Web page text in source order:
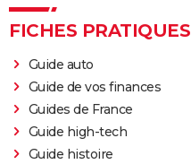
FICHES PRATIQUES
Guide auto
Guide de vos finances
Guides de France
Guide high-tech
Guide histoire